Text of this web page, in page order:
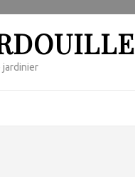
jardinier